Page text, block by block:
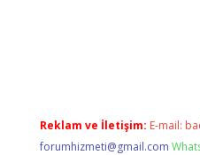
Reklam ve İletişim: E-mail:
forumhizmeti@gmail.com